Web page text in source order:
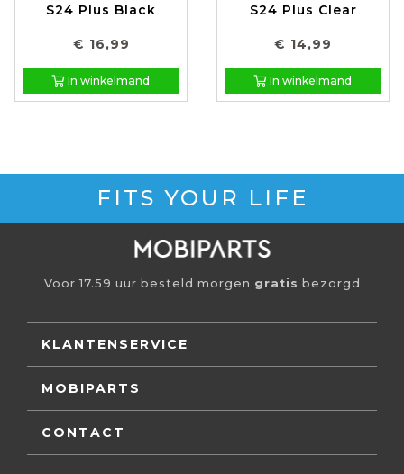
S24 Plus Black
€ 16,99
In winkelmand
S24 Plus Clear
€ 14,99
In winkelmand
FITS YOUR LIFE
Voor 17.59 uur besteld morgen gratis bezorgd
KLANTENSERVICE
MOBIPARTS
CONTACT